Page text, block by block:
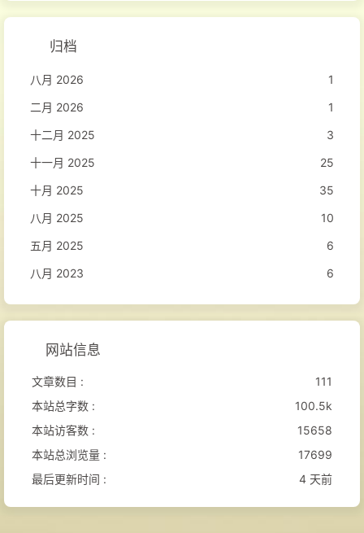
归档
八月 2026
1
二月 2026
1
十二月 2025
3
十一月 2025
25
十月 2025
35
八月 2025
10
五月 2025
6
八月 2023
6
网站信息
文章数目 :
111
本站总字数 :
100.5k
本站访客数 :
15658
本站总浏览量 :
17699
最后更新时间 :
4 天前